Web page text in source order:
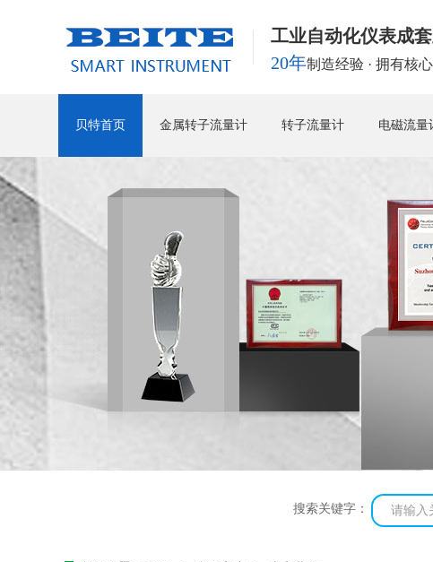
工业自动化仪表成
20年制造经验 · 拥有核
贝特首页 金属转子流量计 转子流量计 电磁流量
搜索关键字：